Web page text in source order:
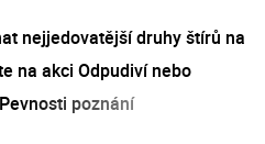
nejjedovatější druhy štírů na
na akci Odpudiví nebo
poznání